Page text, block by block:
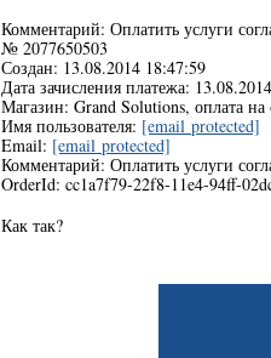
Комментарий: Оплатить услуги
№ 2077650503
Создан: 13.08.2014 18:47:59
Дата зачисления платежа:
Магазин: Grand Solutions, оплата
Имя пользователя: [email protected]
Email: [email protected]
Комментарий: Оплатить услуги
OrderId: cc1a7f79-22f8-11e4-94ff-
Как так?